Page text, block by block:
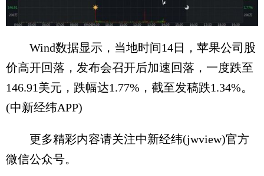
Wind数据显示，当地时间14日，苹果公司股
价高开回落，发布会召开后加速回落，一度跌至
146.91美元，跌幅达1.77%，截至发稿跌1.34%。
(中新经纬APP)
更多精彩内容请关注中新经纬(jwview)官方
微信公众号。